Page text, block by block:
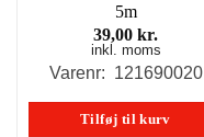
5m
39,00 kr.
inkl. moms
Varenr: 121690020
Tilføj til kurv